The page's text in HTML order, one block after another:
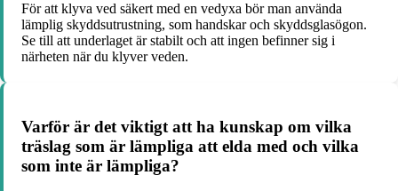
För att klyva ved säkert med en vedyxa bör man använda
lämplig skyddsutrustning, som handskar och skyddsglasögon.
Se till att underlaget är stabilt och att ingen befinner sig i
närheten när du klyver veden.
Varför är det viktigt att ha kunskap om vilka
träslag som är lämpliga att elda med och vilka
som inte är lämpliga?